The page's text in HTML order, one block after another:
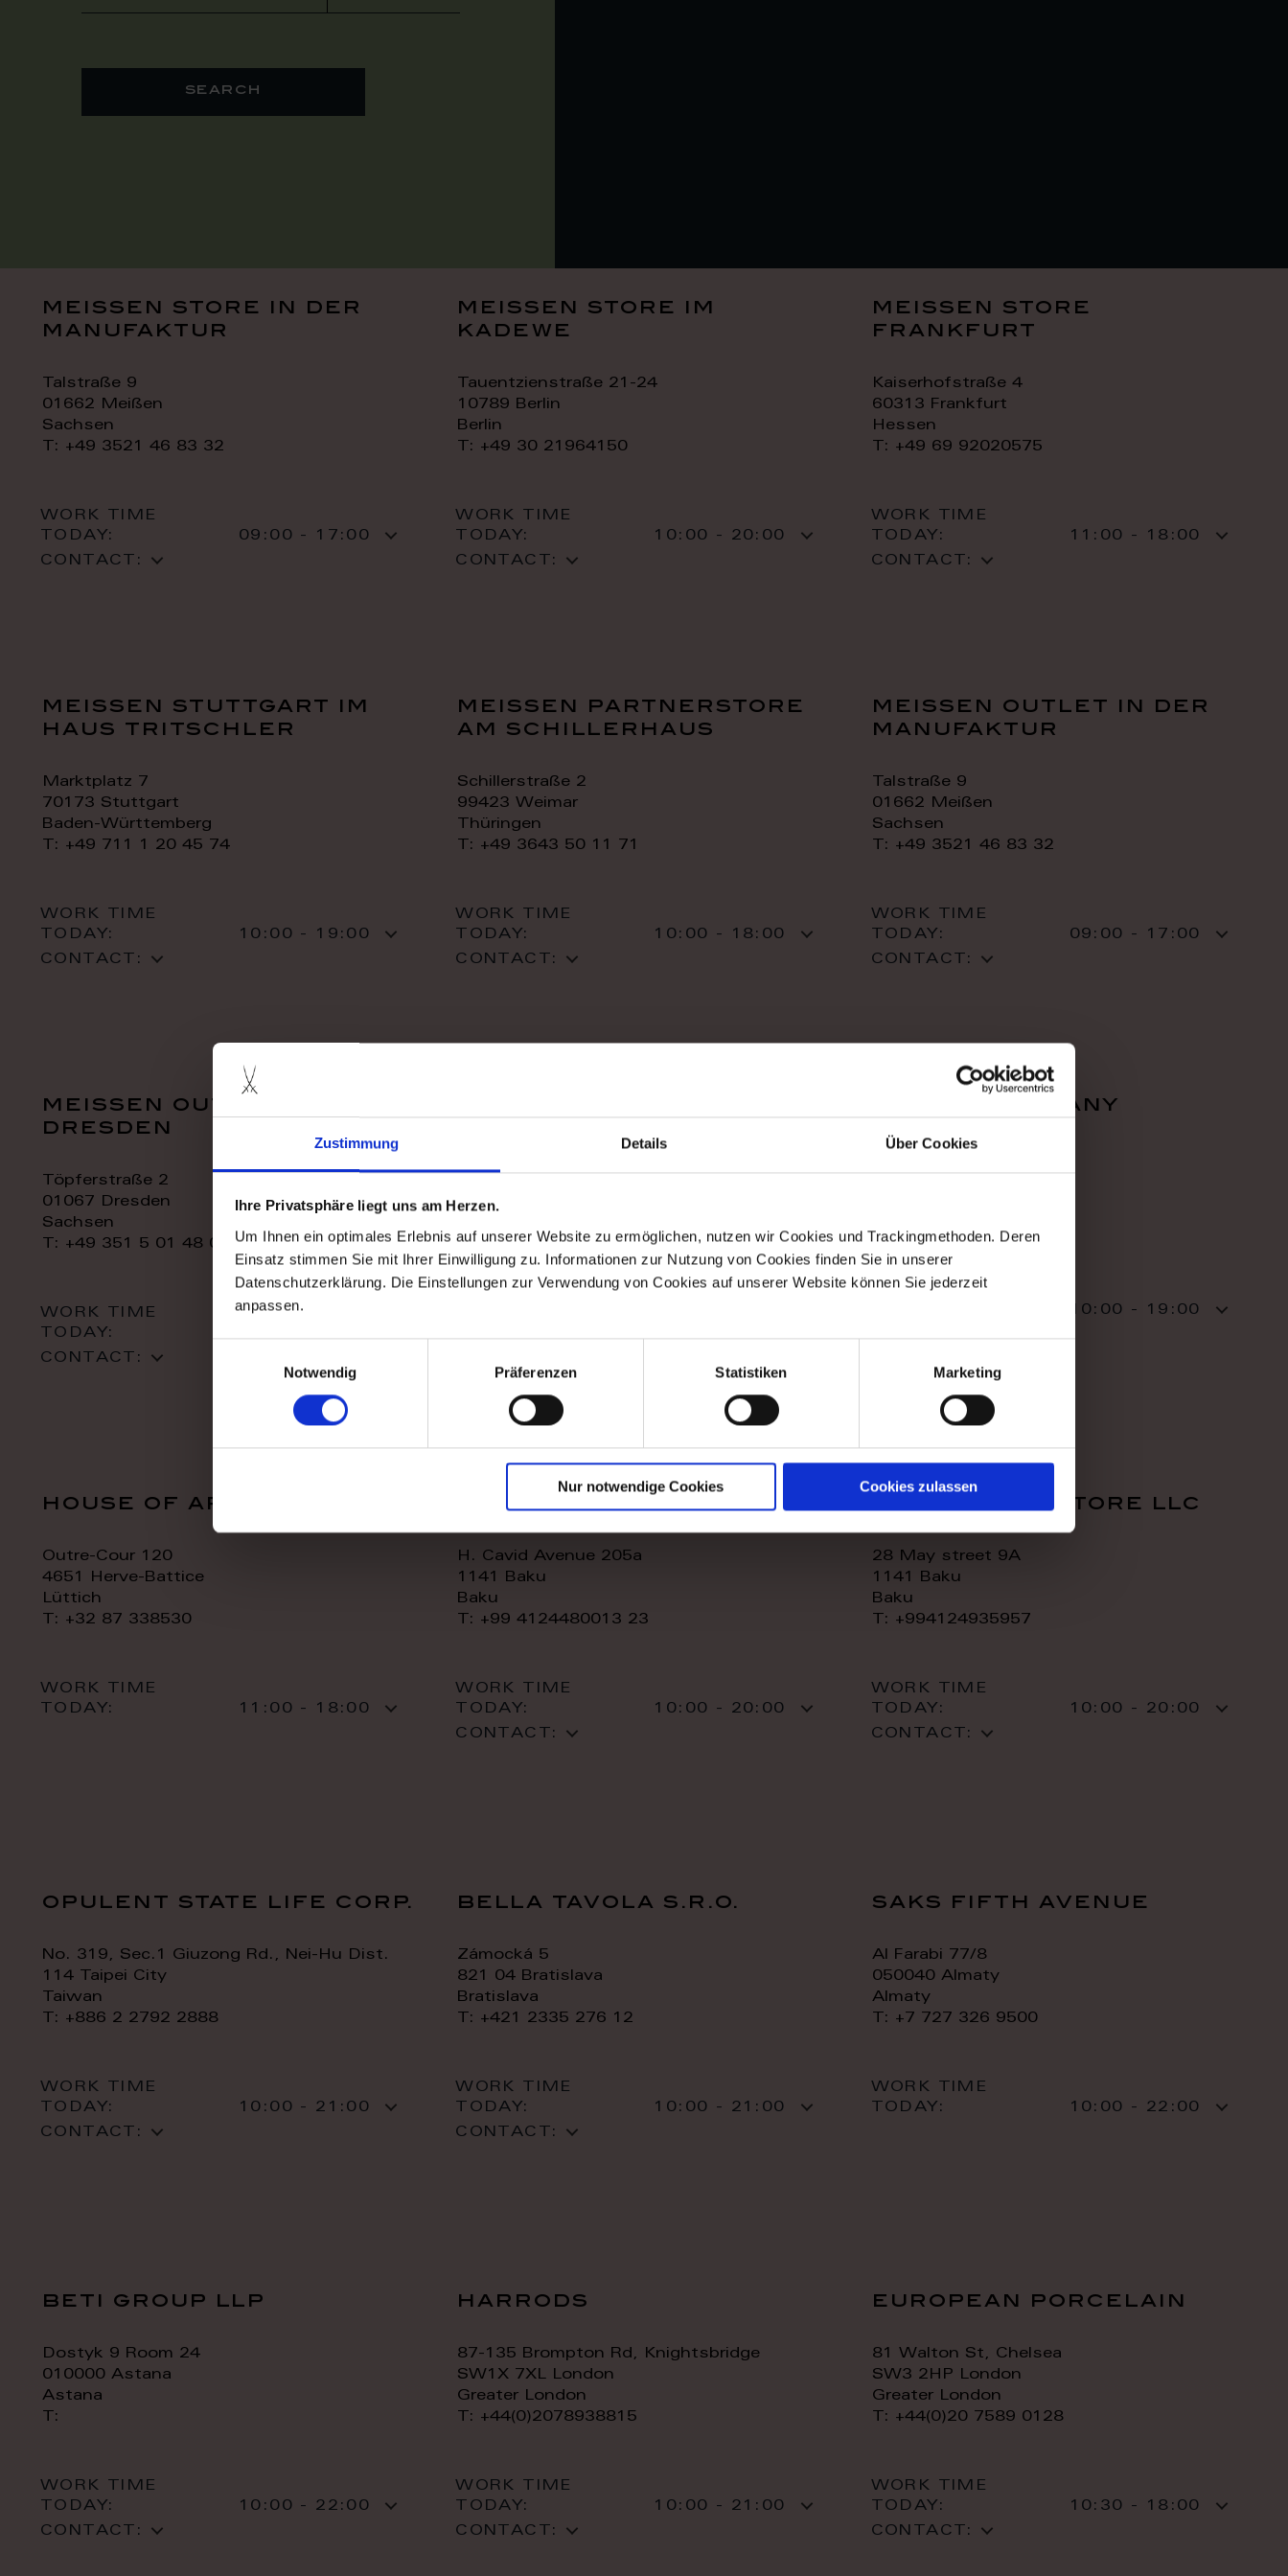
Zustimmung Details Über Cookies
Ihre Privatsphäre liegt uns am Herzen.
Um Ihnen ein optimales Erlebnis auf unserer Website zu ermöglichen, nutzen wir Cookies und Trackingmethoden. Deren
Einsatz stimmen Sie mit Ihrer Einwilligung zu. Informationen zur Nutzung von Cookies finden Sie in unserer
Datenschutzerklärung. Die Einstellungen zur Verwendung von Cookies auf unserer Website können Sie jederzeit
anpassen.
Notwendig
Präferenzen Statistiken Marketing
Nur notwendige Cookies Cookies zulassen
search
meissen store in der
manufaktur
Talstraße 9
01662 Meißen
Sachsen
T: +49 3521 46 83 32
WORK TIME
TODAY:
09:00 - 17:00
CONTACT:
meissen store im
kadewe
Tauentzienstraße 21-24
10789 Berlin
Berlin
T: +49 30 21964150
WORK TIME
TODAY:
10:00 - 20:00
CONTACT:
meissen store
frankfurt
Kaiserhofstraße 4
60313 Frankfurt
Hessen
T: +49 69 92020575
WORK TIME
TODAY:
11:00 - 18:00
CONTACT:
meissen stuttgart im
haus tritschler
Marktplatz 7
70173 Stuttgart
Baden-Württemberg
T: +49 711 1 20 45 74
WORK TIME
TODAY:
10:00 - 19:00
CONTACT:
meissen partnerstore
am schillerhaus
Schillerstraße 2
99423 Weimar
Thüringen
T: +49 3643 50 11 71
WORK TIME
TODAY:
10:00 - 18:00
CONTACT:
meissen outlet in der
manufaktur
Talstraße 9
01662 Meißen
Sachsen
T: +49 3521 46 83 32
WORK TIME
TODAY:
09:00 - 17:00
CONTACT:
meissen outlet
dresden
Töpferstraße 2
01067 Dresden
Sachsen
T: +49 351 5 01 48 06
WORK TIME
TODAY:
CONTACT:
Kiev
WORK TIME
CONTACT:
falcon company
WORK TIME
10:00 - 19:00
CONTACT:
house of art
Outre-Cour 120
4651 Herve-Battice
Lüttich
T: +32 87 338530
WORK TIME
TODAY:
11:00 - 18:00
royal home store llc
H. Cavid Avenue 205a
1141 Baku
Baku
T: +99 4124480013 23
WORK TIME
TODAY:
10:00 - 20:00
CONTACT:
royal home store llc
28 May street 9A
1141 Baku
Baku
T: +994124935957
WORK TIME
TODAY:
10:00 - 20:00
CONTACT:
opulent state life corp.
No. 319, Sec.1 Giuzong Rd., Nei-Hu Dist.
114 Taipei City
Taiwan
T: +886 2 2792 2888
WORK TIME
TODAY:
10:00 - 21:00
CONTACT:
bella tavola s.r.o.
Zámocká 5
821 04 Bratislava
Bratislava
T: +421 2335 276 12
WORK TIME
TODAY:
10:00 - 21:00
CONTACT:
saks fifth avenue
Al Farabi 77/8
050040 Almaty
Almaty
T: +7 727 326 9500
WORK TIME
TODAY:
10:00 - 22:00
beti group llp
Dostyk 9 Room 24
010000 Astana
Astana
T:
WORK TIME
TODAY:
10:00 - 22:00
CONTACT:
harrods
87-135 Brompton Rd, Knightsbridge
SW1X 7XL London
Greater London
T: +44(0)2078938815
WORK TIME
TODAY:
10:00 - 21:00
CONTACT:
european porcelain
81 Walton St, Chelsea
SW3 2HP London
Greater London
T: +44(0)20 7589 0128
WORK TIME
TODAY:
10:30 - 18:00
CONTACT: